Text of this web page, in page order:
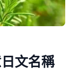
文名稱